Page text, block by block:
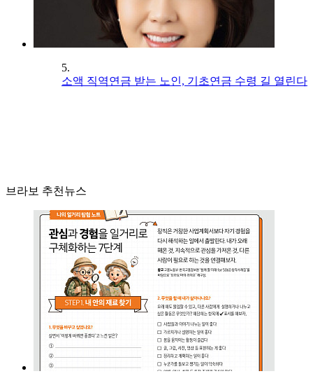
5.
소액 직역연금 받는 노인, 기초연금 수령 길 열린다
브라보 추천뉴스